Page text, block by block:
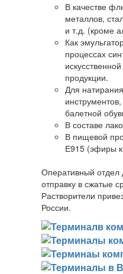
В качестве
металлов,
и т.д. (кроме
Как
процессах
продукции.
Для
балетной
В составе
В пищевой
Е915 (эфиры
Оперативный отдел
отправку в сжатые
Растворители
России.